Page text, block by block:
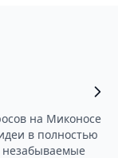
на Миконосе
в полностью
незабываемые